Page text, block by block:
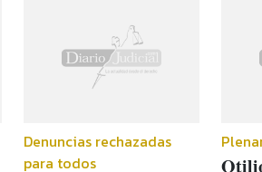
Denuncias rechazadas
para todos